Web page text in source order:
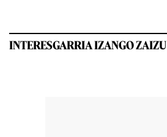
INTERESGARRIA IZANGO ZAIZU